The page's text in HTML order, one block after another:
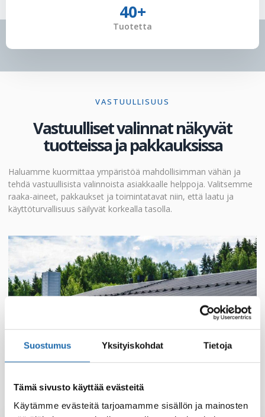
Suostumus Yksityiskohdat Tietoja
Tämä sivusto käyttää evästeitä
Käytämme evästeitä tarjoamamme sisällön ja mainosten
Tuotetta
75+
VASTUULLISUUS
Vastuulliset valinnat näkyvät
tuotteissa ja pakkauksissa
Haluamme kuormittaa ympäristöä mahdollisimman vähän ja
tehdä vastuullisista valinnoista asiakkaalle helppoja. Valitsemme
raaka-aineet, pakkaukset ja toimintatavat niin, että laatu ja
käyttöturvallisuus säilyvät korkealla tasolla.